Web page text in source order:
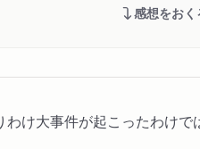
感想をおく
け大事件が起こったわけ